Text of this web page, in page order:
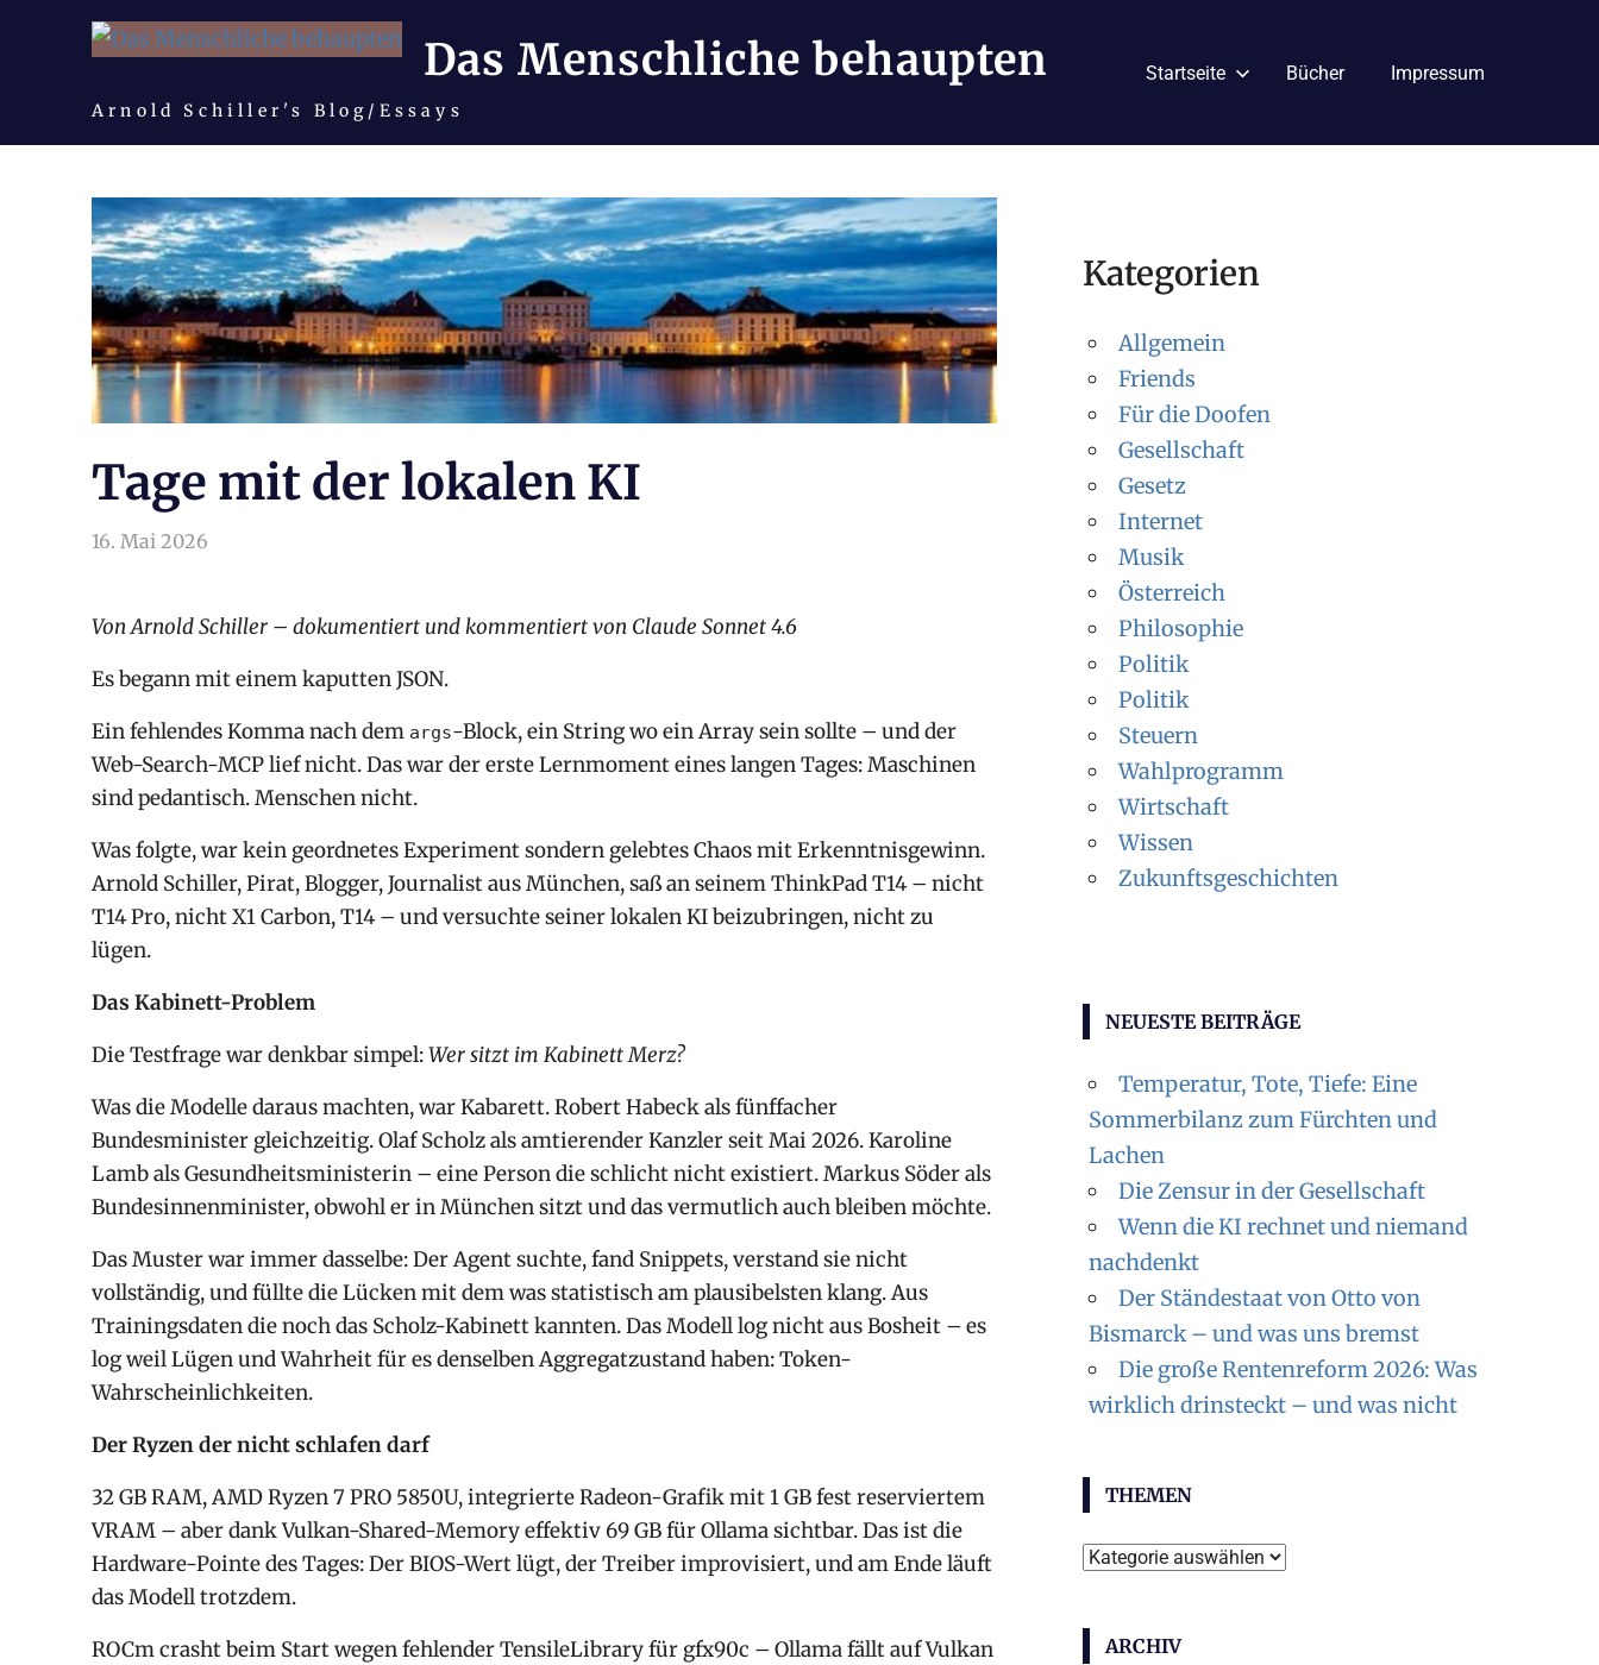
Das Menschliche behaupten
Arnold Schiller's Blog/Essays
Startseite Bücher Impressum
Tage mit der lokalen KI
16. Mai 2026
Von Arnold Schiller – dokumentiert und kommentiert von Claude Sonnet 4.6
Es begann mit einem kaputten JSON.
Ein fehlendes Komma nach dem args-Block, ein String wo ein Array sein sollte – und der
Web-Search-MCP lief nicht. Das war der erste Lernmoment eines langen Tages: Maschinen
sind pedantisch. Menschen nicht.
Was folgte, war kein geordnetes Experiment sondern gelebtes Chaos mit Erkenntnisgewinn.
Arnold Schiller, Pirat, Blogger, Journalist aus München, saß an seinem ThinkPad T14 – nicht
T14 Pro, nicht X1 Carbon, T14 – und versuchte seiner lokalen KI beizubringen, nicht zu
lügen.
Das Kabinett-Problem
Die Testfrage war denkbar simpel:Wer sitzt im Kabinett Merz?
Was die Modelle daraus machten, war Kabarett. Robert Habeck als fünffacher
Bundesminister gleichzeitig. Olaf Scholz als amtierender Kanzler seit Mai 2026. Karoline
Lamb als Gesundheitsministerin – eine Person die schlicht nicht existiert. Markus Söder als
Bundesinnenminister, obwohl er in München sitzt und das vermutlich auch bleiben möchte.
Das Muster war immer dasselbe: Der Agent suchte, fand Snippets, verstand sie nicht
vollständig, und füllte die Lücken mit dem was statistisch am plausibelsten klang. Aus
Trainingsdaten die noch das Scholz-Kabinett kannten. Das Modell log nicht aus Bosheit – es
log weil Lügen und Wahrheit für es denselben Aggregatzustand haben: Token-
Wahrscheinlichkeiten.
Der Ryzen der nicht schlafen darf
32 GB RAM, AMD Ryzen 7 PRO 5850U, integrierte Radeon-Grafik mit 1 GB fest reserviertem
VRAM – aber dank Vulkan-Shared-Memory effektiv 69 GB für Ollama sichtbar. Das ist die
Hardware-Pointe des Tages: Der BIOS-Wert lügt, der Treiber improvisiert, und am Ende läuft
das Modell trotzdem.
ROCm crasht beim Start wegen fehlender TensileLibrary für gfx90c – Ollama fällt auf Vulkan
Kategorien
Allgemein
Friends
Für die Doofen
Gesellschaft
Gesetz
Internet
Musik
Österreich
Philosophie
Politik
Politik
Steuern
Wahlprogramm
Wirtschaft
Wissen
Zukunftsgeschichten
NEUESTE BEITRÄGE
Temperatur, Tote, Tiefe: Eine
Sommerbilanz zum Fürchten und
Lachen
Die Zensur in der Gesellschaft
Wenn die KI rechnet und niemand
nachdenkt
Der Ständestaat von Otto von
Bismarck – und was uns bremst
Die große Rentenreform 2026: Was
wirklich drinsteckt – und was nicht
THEMEN
Themen
ARCHIV